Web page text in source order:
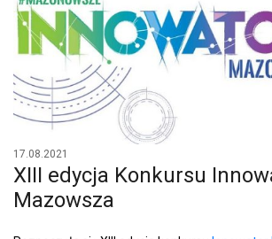
17.08.2021
XIII edycja Konkursu
Mazowsza